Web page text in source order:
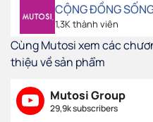
CỘNG ĐỒNG
1,3K thành viên
Cùng Mutosi xem các
thiệu về sản phẩm
Mutosi Group
29,9k subscribers